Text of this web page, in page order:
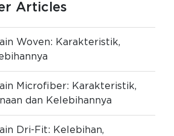
Articles
Woven: Karakteristik,
Microfiber: Karakteristik,
dan Kelebihannya
Dri-Fit: Kelebihan,